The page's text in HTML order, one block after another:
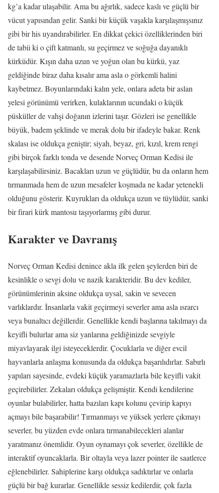
kg’a kadar ulaşabilir. Ama bu ağırlık, sadece kaslı ve güçlü bir
vücut yapısından gelir. Sanki bir küçük vaşakla karşılaşmışsınız
gibi bir his uyandırabilirler. En dikkat çekici özelliklerinden biri
de tabii ki o çift katmanlı, su geçirmez ve soğuğa dayanıklı
kürküdür. Kışın daha uzun ve yoğun olan bu kürkü, yaz
geldiğinde biraz daha kısalır ama asla o görkemli halini
kaybetmez. Boyunlarındaki kalın yele, onlara adeta bir aslan
yelesi görünümü verirken, kulaklarının ucundaki o küçük
püsküller de vahşi doğanın izlerini taşır. Gözleri ise genellikle
büyük, badem şeklinde ve merak dolu bir ifadeyle bakar. Renk
skalası ise oldukça geniştir; siyah, beyaz, gri, kızıl, krem rengi
gibi birçok farklı tonda ve desende Norveç Orman Kedisi ile
karşılaşabilirsiniz. Bacakları uzun ve güçlüdür, bu da onların hem
tırmanmada hem de uzun mesafeler koşmada ne kadar yetenekli
olduğunu gösterir. Kuyrukları da oldukça uzun ve tüylüdür, sanki
bir firari kürk mantosu taşıyorlarmış gibi durur.
Karakter ve Davranış
Norveç Orman Kedisi denince akla ilk gelen şeylerden biri de
kesinlikle o sevgi dolu ve nazik karakteridir. Bu dev kediler,
görünümlerinin aksine oldukça uysal, sakin ve sevecen
varlıklardır. İnsanlarla vakit geçirmeyi severler ama asla ısrarcı
veya bunaltıcı değillerdir. Genellikle kendi başlarına takılmayı da
keyifli bulurlar ama siz yanlarına geldiğinizde sevgiyle
miyavlayarak ilgi isteyeceklerdir. Çocuklarla ve diğer evcil
hayvanlarla anlaşma konusunda da oldukça başarılıdırlar. Sabırlı
yapıları sayesinde, evdeki küçük yaramazlarla bile keyifli vakit
geçirebilirler. Zekaları oldukça gelişmiştir. Kendi kendilerine
oyunlar bulabilirler, hatta bazıları kapı kolunu çevirip kapıyı
açmayı bile başarabilir! Tırmanmayı ve yüksek yerlere çıkmayı
severler, bu yüzden evde onlara tırmanabilecekleri alanlar
yaratmanız önemlidir. Oyun oynamayı çok severler, özellikle de
interaktif oyuncaklarla. Bir oltayla veya lazer pointer ile saatlerce
eğlenebilirler. Sahiplerine karşı oldukça sadıktırlar ve onlarla
güçlü bir bağ kurarlar. Genellikle sessiz kedilerdir, çok fazla